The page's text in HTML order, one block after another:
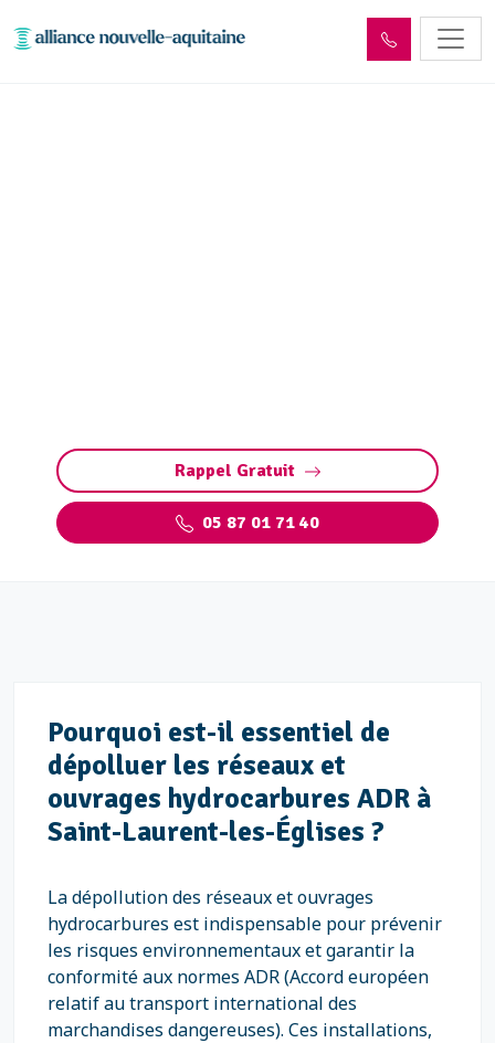
Rappel Gratuit
05 87 01 71 40
Pourquoi est-il essentiel de
dépolluer les réseaux et
ouvrages hydrocarbures ADR à
Saint-Laurent-les-Églises ?
La dépollution des réseaux et ouvrages
hydrocarbures est indispensable pour prévenir
les risques environnementaux et garantir la
conformité aux normes ADR (Accord européen
relatif au transport international des
marchandises dangereuses). Ces installations,